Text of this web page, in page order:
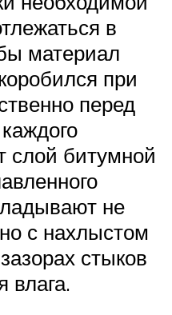
в
материал
при
перед
слой битумной
не
с нахлыстом
стыков
влага.